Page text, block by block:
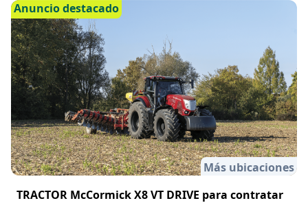
Anuncio destacado
Más ubicaciones
TRACTOR McCormick X8 VT DRIVE para contratar